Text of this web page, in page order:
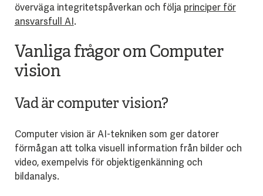
överväga integritetspåverkan och följa principer för
ansvarsfull AI.
Vanliga frågor om Computer
vision
Vad är computer vision?
Computer vision är AI-tekniken som ger datorer
förmågan att tolka visuell information från bilder och
video, exempelvis för objektigenkänning och
bildanalys.